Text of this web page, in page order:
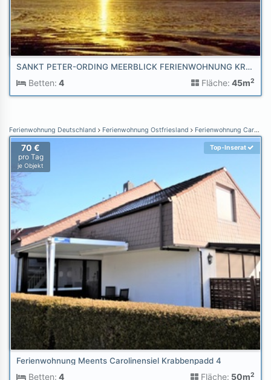
SANKT PETER-ORDING MEERBLICK FERIENWOHNUNG KRANICH AM STRAND
Betten: 4 Fläche: 45m2
Ferienwohnung Deutschland Ferienwohnung Ostfriesland Ferienwohnung Carolinensiel
70 €
pro Tag
je Objekt
Top-Inserat
Ferienwohnung Meents Carolinensiel Krabbenpadd 4
Betten: 4 Fläche: 50m2